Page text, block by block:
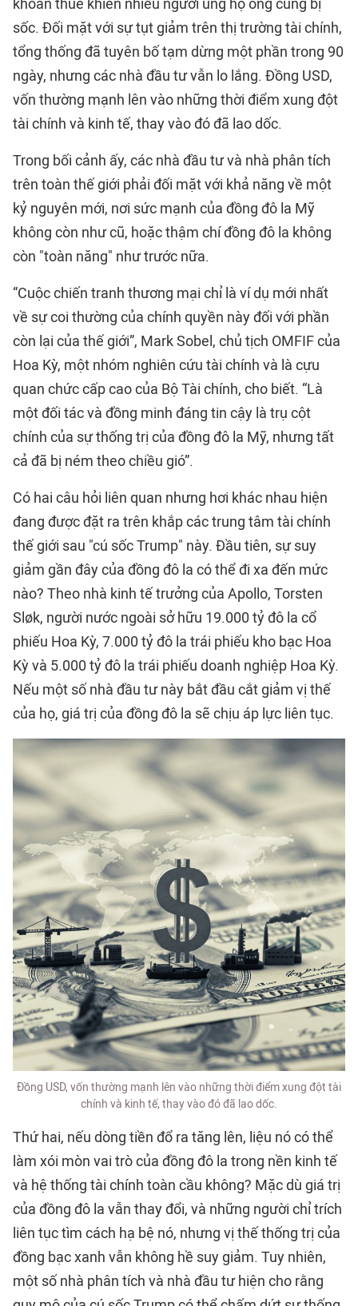
khoản thuế khiến nhiều người ủng hộ ông cũng bị
sốc. Đối mặt với sự tụt giảm trên thị trường tài chính,
tổng thống đã tuyên bố tạm dừng một phần trong 90
ngày, nhưng các nhà đầu tư vẫn lo lắng. Đồng USD,
vốn thường mạnh lên vào những thời điểm xung đột
tài chính và kinh tế, thay vào đó đã lao dốc.
Trong bối cảnh ấy, các nhà đầu tư và nhà phân tích
trên toàn thế giới phải đối mặt với khả năng về một
kỷ nguyên mới, nơi sức mạnh của đồng đô la Mỹ
không còn như cũ, hoặc thậm chí đồng đô la không
còn "toàn năng" như trước nữa.
“Cuộc chiến tranh thương mại chỉ là ví dụ mới nhất
về sự coi thường của chính quyền này đối với phần
còn lại của thế giới”, Mark Sobel, chủ tịch OMFIF của
Hoa Kỳ, một nhóm nghiên cứu tài chính và là cựu
quan chức cấp cao của Bộ Tài chính, cho biết. “Là
một đối tác và đồng minh đáng tin cậy là trụ cột
chính của sự thống trị của đồng đô la Mỹ, nhưng tất
cả đã bị ném theo chiều gió”.
Có hai câu hỏi liên quan nhưng hơi khác nhau hiện
đang được đặt ra trên khắp các trung tâm tài chính
thế giới sau "cú sốc Trump" này. Đầu tiên, sự suy
giảm gần đây của đồng đô la có thể đi xa đến mức
nào? Theo nhà kinh tế trưởng của Apollo, Torsten
Sløk, người nước ngoài sở hữu 19.000 tỷ đô la cổ
phiếu Hoa Kỳ, 7.000 tỷ đô la trái phiếu kho bạc Hoa
Kỳ và 5.000 tỷ đô la trái phiếu doanh nghiệp Hoa Kỳ.
Nếu một số nhà đầu tư này bắt đầu cắt giảm vị thế
của họ, giá trị của đồng đô la sẽ chịu áp lực liên tục.
Đồng USD, vốn thường mạnh lên vào những thời điểm xung đột tài
chính và kinh tế, thay vào đó đã lao dốc.
Thứ hai, nếu dòng tiền đổ ra tăng lên, liệu nó có thể
làm xói mòn vai trò của đồng đô la trong nền kinh tế
và hệ thống tài chính toàn cầu không? Mặc dù giá trị
của đồng đô la vẫn thay đổi, và những người chỉ trích
liên tục tìm cách hạ bệ nó, nhưng vị thế thống trị của
đồng bạc xanh vẫn không hề suy giảm. Tuy nhiên,
một số nhà phân tích và nhà đầu tư hiện cho rằng